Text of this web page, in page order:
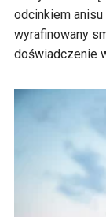
odcinkiem
wyrafinowany
doświadczenie